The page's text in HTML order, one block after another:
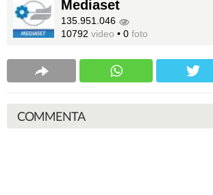
Mediaset
135.951.046
10792 video • 0 foto
COMMENTA